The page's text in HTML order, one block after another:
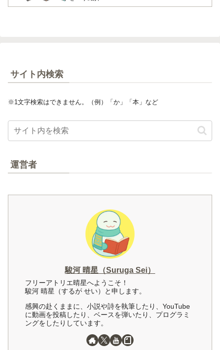
サイト内検索
※1文字検索はできません。（例）「か」「本」など
運営者
駿河 晴星（Suruga Sei）
フリーアトリエ晴星へようこそ！
駿河 晴星（するが せい）と申します。
感興の赴くままに、小説や詩を執筆したり、YouTube
に動画を投稿したり、ベースを弾いたり、プログラミ
ングをしたりしています。